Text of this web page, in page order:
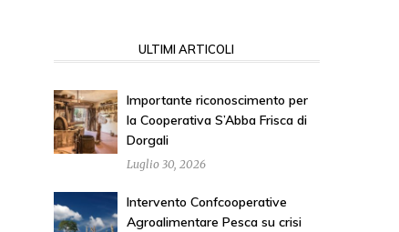
ULTIMI ARTICOLI
Importante riconoscimento per
la Cooperativa S’Abba Frisca di
Dorgali
Luglio 30, 2026
Intervento Confcooperative
Agroalimentare Pesca su crisi